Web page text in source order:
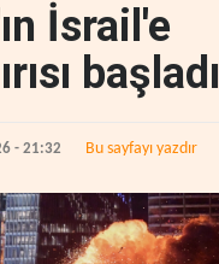
İsrail'e
başladı
- 21:32 Bu sayfayı yazdır